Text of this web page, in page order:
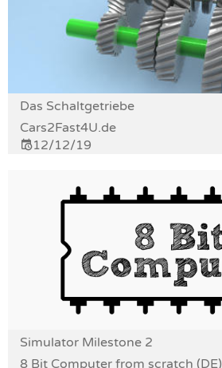
Das Schaltgetriebe
Cars2Fast4U.de
12/12/19
Simulator Milestone 2
8 Bit Computer from scratch (DE)